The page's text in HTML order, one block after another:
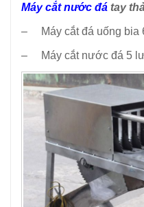
Máy cắt nước đá tay
– Máy cắt đá uống bia
– Máy cắt nước đá 5